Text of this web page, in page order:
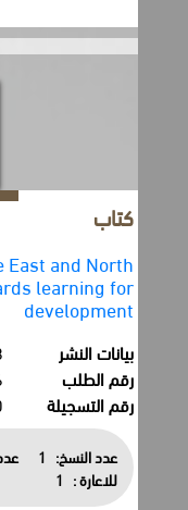
East and North
towards learning for
development
بيانات النشر
رقم الطلب
E24
رقم التسجيلة
6090
عدد النسخ: 1 عدد النسخ
للاعارة :
1